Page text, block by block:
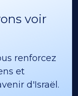
voir
renforcez
et
d'Israël.